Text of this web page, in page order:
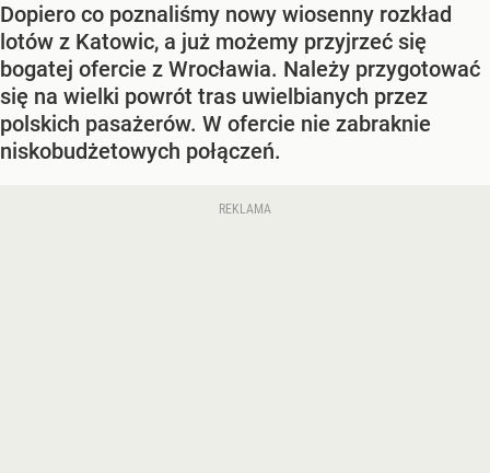
Dopiero co poznaliśmy nowy wiosenny rozkład
lotów z Katowic, a już możemy przyjrzeć się
bogatej ofercie z Wrocławia. Należy przygotować
się na wielki powrót tras uwielbianych przez
polskich pasażerów. W ofercie nie zabraknie
niskobudżetowych połączeń.